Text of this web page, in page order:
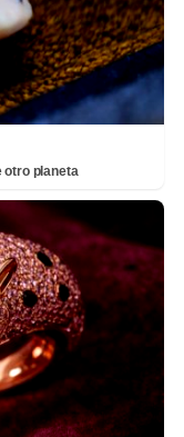
otro planeta